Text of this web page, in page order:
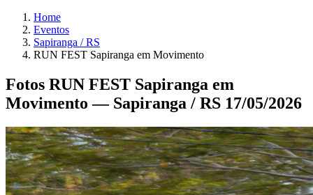
Home
Eventos
Sapiranga / RS
RUN FEST Sapiranga em Movimento
Fotos RUN FEST Sapiranga em
Movimento — Sapiranga / RS 17/05/2026